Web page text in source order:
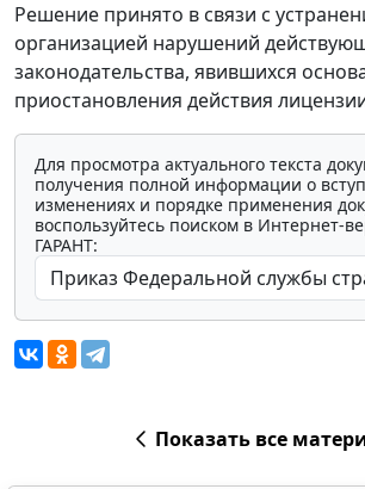
Решение принято в связи с
организацией нарушений
законодательства, явившихся
приостановления действия
Для просмотра актуального текста
получения полной информации о
изменениях и порядке применения
воспользуйтесь поиском в Интернет-
ГАРАНТ:
Показать все